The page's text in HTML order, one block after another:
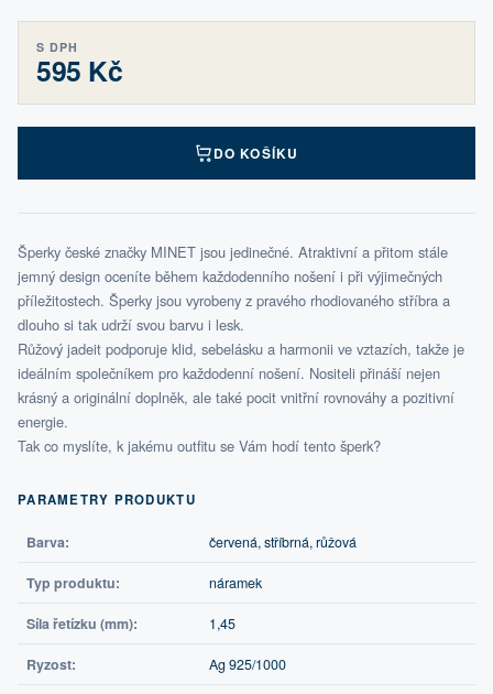
S DPH
595 Kč
DO KOŠÍKU
Šperky české značky MINET jsou jedinečné. Atraktivní a přitom stále
jemný design oceníte během každodenního nošení i při výjimečných
příležitostech. Šperky jsou vyrobeny z pravého rhodiovaného stříbra a
dlouho si tak udrží svou barvu i lesk.
Růžový jadeit podporuje klid, sebelásku a harmonii ve vztazích, takže je
ideálním společníkem pro každodenní nošení. Nositeli přináší nejen
krásný a originální doplněk, ale také pocit vnitřní rovnováhy a pozitivní
energie.
Tak co myslíte, k jakému outfitu se Vám hodí tento šperk?
PARAMETRY PRODUKTU
Barva: červená, stříbrná, růžová
Typ produktu: náramek
Síla řetízku (mm): 1,45
Ryzost: Ag 925/1000